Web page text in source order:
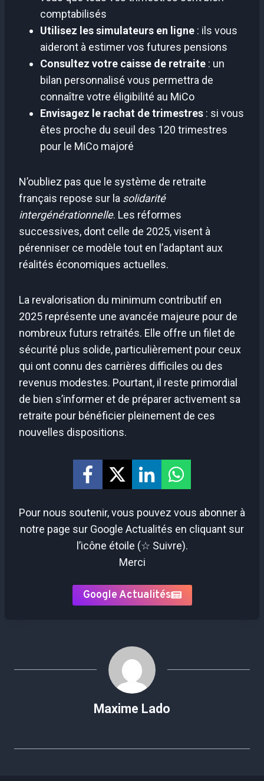
comptabilisés
Utilisez les simulateurs en ligne : ils vous
aideront à estimer vos futures pensions
Consultez votre caisse de retraite : un
bilan personnalisé vous permettra de
connaître votre éligibilité au MiCo
Envisagez le rachat de trimestres : si vous
êtes proche du seuil des 120 trimestres
pour le MiCo majoré
N’oubliez pas que le système de retraite
français repose sur la solidarité
intergénérationnelle. Les réformes
successives, dont celle de 2025, visent à
pérenniser ce modèle tout en l’adaptant aux
réalités économiques actuelles.
La revalorisation du minimum contributif en
2025 représente une avancée majeure pour de
nombreux futurs retraités. Elle offre un filet de
sécurité plus solide, particulièrement pour ceux
qui ont connu des carrières difficiles ou des
revenus modestes. Pourtant, il reste primordial
de bien s’informer et de préparer activement sa
retraite pour bénéficier pleinement de ces
nouvelles dispositions.
Pour nous soutenir, vous pouvez vous abonner à
notre page sur Google Actualités en cliquant sur
l’icône étoile (☆ Suivre).
Merci
Google Actualités
Maxime Lado